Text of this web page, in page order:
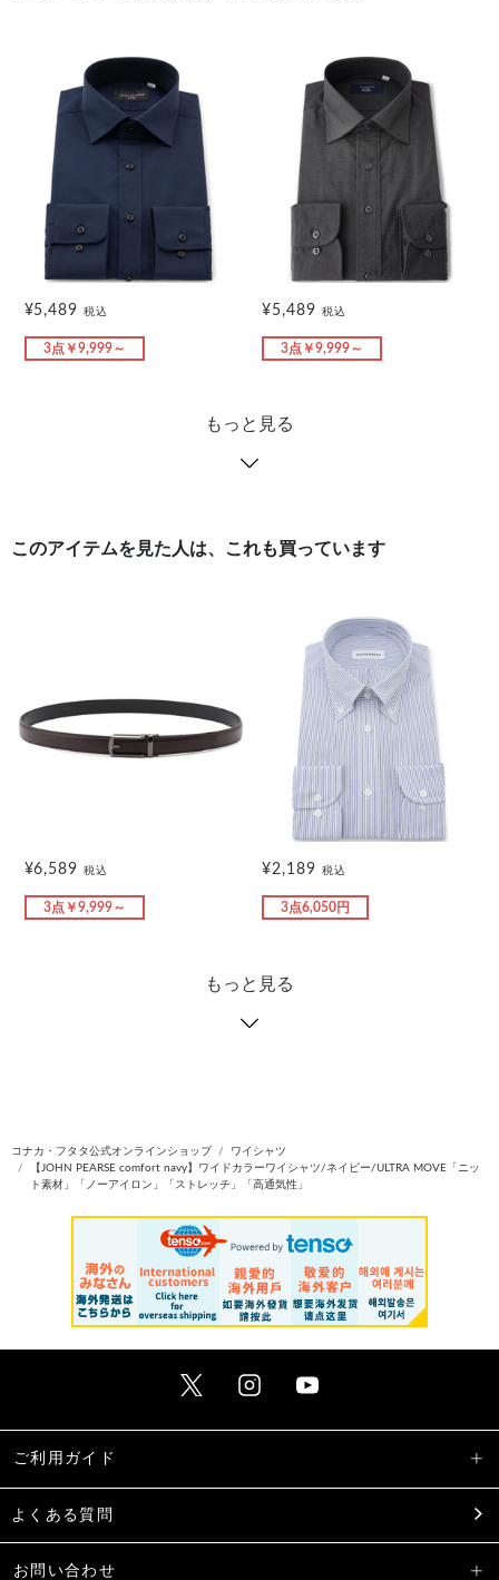
¥5,489税込
3点￥9,999～
¥5,489 税込
3点￥9,999～
もっと見る
このアイテムを見た人は、これも買っています
¥6,589税込
3点￥9,999～
¥2,189 税込
3点6,050円
もっと見る
コナカ・フタタ公式オンラインショップ
ワイシャツ
【JOHN PEARSE comfort navy】ワイドカラーワイシャツ/ネイビー/ULTRA MOVE「ニッ
ト素材」「ノーアイロン」「ストレッチ」「高通気性」
ご利用ガイド
よくある質問
お問い合わせ